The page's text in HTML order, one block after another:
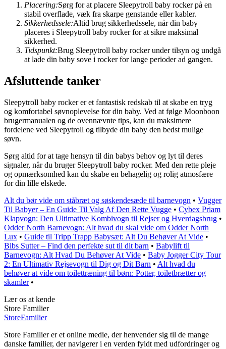
Placering:Sørg for at placere Sleepytroll baby rocker på en
stabil overflade, væk fra skarpe genstande eller kabler.
Sikkerhedssele:Altid brug sikkerhedssele, når din baby
placeres i Sleepytroll baby rocker for at sikre maksimal
sikkerhed.
Tidspunkt:Brug Sleepytroll baby rocker under tilsyn og undgå
at lade din baby sove i rocker for lange perioder ad gangen.
Afsluttende tanker
Sleepytroll baby rocker er et fantastisk redskab til at skabe en tryg
og komfortabel søvnoplevelse for din baby. Ved at følge Moonboon
brugermanualen og de ovennævnte tips, kan du maksimere
fordelene ved Sleepytroll og tilbyde din baby den bedst mulige
søvn.
Sørg altid for at tage hensyn til din babys behov og lyt til deres
signaler, når du bruger Sleepytroll baby rocker. Med den rette pleje
og opmærksomhed kan du skabe en behagelig og rolig atmosfære
for din lille elskede.
Alt du bør vide om ståbræt og søskendesæde til barnevogn • Vugger
Til Babyer – En Guide Til Valg Af Den Rette Vugge • Cybex Priam
Klapvogn: Den Ultimative Kombivogn til Rejser og Hverdagsbrug •
Odder North Barnevogn: Alt hvad du skal vide om Odder North
Lux • Guide til Tripp Trapp Babysæt: Alt Du Behøver At Vide •
Bibs Sutter – Find den perfekte sut til dit barn • Babylift til
Barnevogn: Alt Hvad Du Behøver At Vide • Baby Jogger City Tour
2: En Ultimativ Rejsevogn til Dig og Dit Barn • Alt hvad du
behøver at vide om toilettræning til børn: Potter, toiletbrætter og
skamler•
Lær os at kende
Store Familier
StoreFamilier
Store Familier er et online medie, der henvender sig til de mange
danske familier, der navigerer i en verden fyldt med udfordringer og